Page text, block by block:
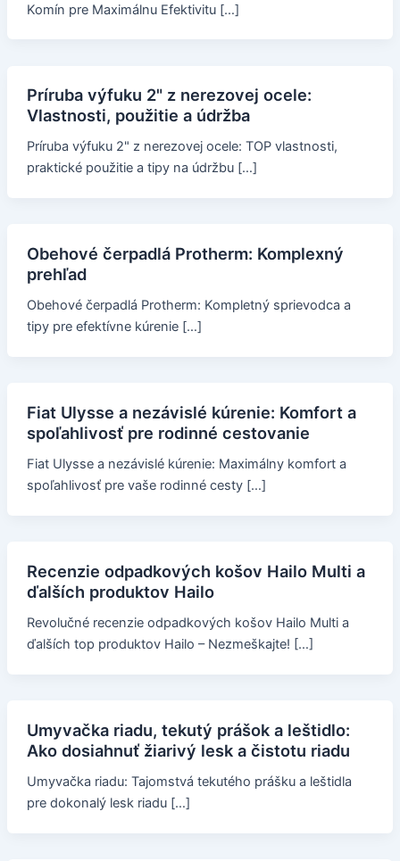
Komín pre Maximálnu Efektivitu […]
Príruba výfuku 2" z nerezovej ocele:
Vlastnosti, použitie a údržba
Príruba výfuku 2" z nerezovej ocele: TOP vlastnosti,
praktické použitie a tipy na údržbu […]
Obehové čerpadlá Protherm: Komplexný
prehľad
Obehové čerpadlá Protherm: Kompletný sprievodca a
tipy pre efektívne kúrenie […]
Fiat Ulysse a nezávislé kúrenie: Komfort a
spoľahlivosť pre rodinné cestovanie
Fiat Ulysse a nezávislé kúrenie: Maximálny komfort a
spoľahlivosť pre vaše rodinné cesty […]
Recenzie odpadkových košov Hailo Multi a
ďalších produktov Hailo
Revolučné recenzie odpadkových košov Hailo Multi a
ďalších top produktov Hailo – Nezmeškajte! […]
Umyvačka riadu, tekutý prášok a leštidlo:
Ako dosiahnuť žiarivý lesk a čistotu riadu
Umyvačka riadu: Tajomstvá tekutého prášku a leštidla
pre dokonalý lesk riadu […]